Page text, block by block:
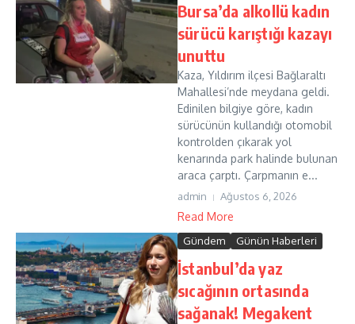
Bursa’da alkollü kadın
sürücü karıştığı kazayı
unuttu
Kaza, Yıldırım ilçesi Bağlaraltı
Mahallesi’nde meydana geldi.
Edinilen bilgiye göre, kadın
sürücünün kullandığı otomobil
kontrolden çıkarak yol
kenarında park halinde bulunan
araca çarptı. Çarpmanın e...
admin Ağustos 6, 2026
Read More
Gündem Günün Haberleri
İstanbul’da yaz
sıcağının ortasında
sağanak! Megakent